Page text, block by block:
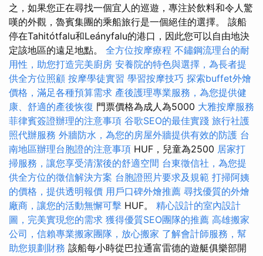
之，如果您正在尋找一個宜人的巡遊，專注於飲料和令人驚
嘆的外觀，魯賓集團的乘船旅行是一個絕佳的選擇。 該船
停在Tahitótfalu和Leányfalu的港口，因此您可以自由地決
定該地區的遠足地點。 全方位按摩療程 不鏽鋼流理台的耐
用性，助您打造完美廚房 安養院的特色與選擇，為長者提
供全方位照顧 按摩學徒實習 學習按摩技巧 探索buffet外燴
價格，滿足各種預算需求 產後護理專業服務，為您提供健
康、舒適的產後恢復 門票價格為成人為5000 大雅按摩服務
菲律賓簽證辦理的注意事項 谷歌SEO的最佳實踐 旅行社護
照代辦服務 外牆防水，為您的房屋外牆提供有效的防護 台
南地區辦理台胞證的注意事項 HUF，兒童為2500 居家打
掃服務，讓您享受清潔後的舒適空間 台東徵信社，為您提
供全方位的徵信解決方案 台胞證照片要求及規範 打掃阿姨
的價格，提供透明報價 用戶口碑外燴推薦 尋找優質的外燴
廠商，讓您的活動無懈可擊 HUF。 精心設計的室內設計
圖，完美實現您的需求 獲得優質SEO團隊的推薦 高雄搬家
公司，信賴專業搬家團隊，放心搬家 了解會計師服務，幫
助您規劃財務 該船每小時從巴拉通富雷德的遊艇俱樂部開